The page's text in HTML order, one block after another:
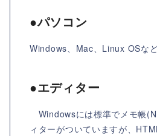
●パソコン
Windows、Mac、Linux OSな
●エディター
Windowsには標準でメモ帳
ィターがついていますが、